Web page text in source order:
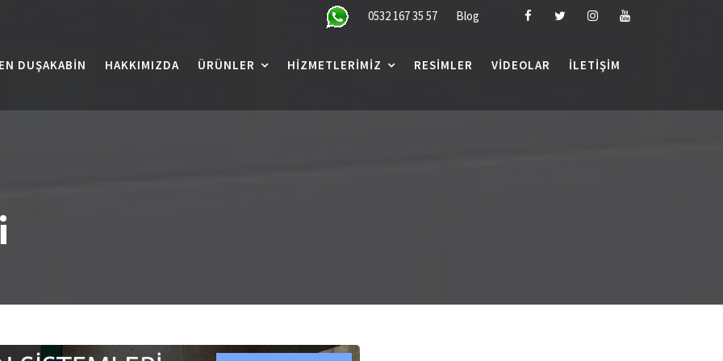
0532 167 35 57 Blog
DUŞAKABIN HAKKIMIZDA ÜRÜNLER HIZMETLERIMIZ RESIMLER VIDEOLAR İLETIŞIM